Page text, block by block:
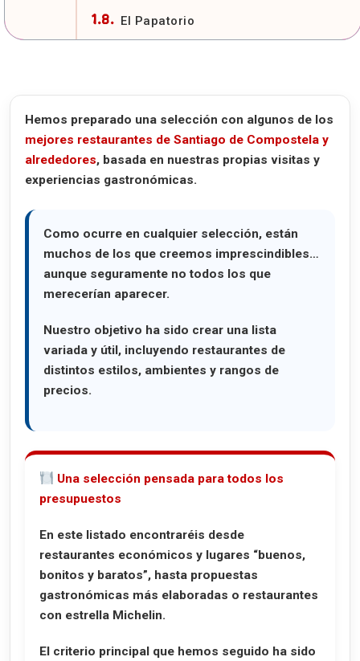
El Papatorio
Restaurante Cortés – Sigüeiro
Casa Marcelo
A Tafona de Lucía Freitas
Restaurante Simpar
Bocalino: pizza al corte en Santiago
Hemos preparado una selección con algunos de los
mejores restaurantes de Santiago de Compostela y
alrededores, basada en nuestras propias visitas y
experiencias gastronómicas.
Como ocurre en cualquier selección, están
muchos de los que creemos imprescindibles…
aunque seguramente no todos los que
merecerían aparecer.
Nuestro objetivo ha sido crear una lista
variada y útil, incluyendo restaurantes de
distintos estilos, ambientes y rangos de
precios.
Una selección pensada para todos los
presupuestos
En este listado encontraréis desde
restaurantes económicos y lugares “buenos,
bonitos y baratos”, hasta propuestas
gastronómicas más elaboradas o restaurantes
con estrella Michelin.
El criterio principal que hemos seguido ha sido